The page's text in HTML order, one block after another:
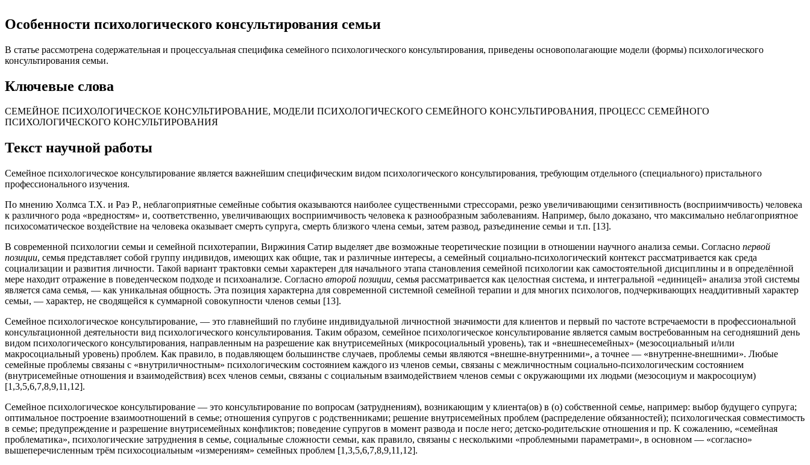
Особенности психологического консультирования семьи
В статье рассмотрена содержательная и процессуальная специфика семейного психологического консультирования, приведены основополагающие модели (формы) психологического
консультирования семьи.
Ключевые слова
СЕМЕЙНОЕ ПСИХОЛОГИЧЕСКОЕ КОНСУЛЬТИРОВАНИЕ, МОДЕЛИ ПСИХОЛОГИЧЕСКОГО СЕМЕЙНОГО КОНСУЛЬТИРОВАНИЯ, ПРОЦЕСС СЕМЕЙНОГО
ПСИХОЛОГИЧЕСКОГО КОНСУЛЬТИРОВАНИЯ
Текст научной работы
Семейное психологическое консультирование является важнейшим специфическим видом психологического консультирования, требующим отдельного (специального) пристального
профессионального изучения.
По мнению Холмса Т.Х. и Раэ Р., неблагоприятные семейные события оказываются наиболее существенными стрессорами, резко увеличивающими сензитивность (восприимчивость) человека
к различного рода «вредностям» и, соответственно, увеличивающих восприимчивость человека к разнообразным заболеваниям. Например, было доказано, что максимально неблагоприятное
психосоматическое воздействие на человека оказывает смерть супруга, смерть близкого члена семьи, затем развод, разъединение семьи и т.п. [13].
В современной психологии семьи и семейной психотерапии, Виржиния Сатир выделяет две возможные теоретические позиции в отношении научного анализа семьи. Согласно первой
позиции, семья представляет собой группу индивидов, имеющих как общие, так и различные интересы, а семейный социально-психологический контекст рассматривается как среда
социализации и развития личности. Такой вариант трактовки семьи характерен для начального этапа становления семейной психологии как самостоятельной дисциплины и в определённой
мере находит отражение в поведенческом подходе и психоанализе. Согласно второй позиции, семья рассматривается как целостная система, и интегральной «единицей» анализа этой системы
является сама семья, — как уникальная общность. Эта позиция характерна для современной системной семейной терапии и для многих психологов, подчеркивающих неаддитивный характер
семьи, — характер, не сводящейся к суммарной совокупности членов семьи [13].
Семейное психологическое консультирование, — это главнейший по глубине индивидуальной личностной значимости для клиентов и первый по частоте встречаемости в профессиональной
консультационной деятельности вид психологического консультирования. Таким образом, семейное психологическое консультирование является самым востребованным на сегодняшний день
видом психологического консультирования, направленным на разрешение как внутрисемейных (микросоциальный уровень), так и «внешнесемейных» (мезосоциальный и/или
макросоциальный уровень) проблем. Как правило, в подавляющем большинстве случаев, проблемы семьи являются «внешне-внутренними», а точнее — «внутренне-внешними». Любые
семейные проблемы связаны с «внутриличностным» психологическим состоянием каждого из членов семьи, связаны с межличностным социально-психологическим состоянием
(внутрисемейные отношения и взаимодействия) всех членов семьи, связаны с социальным взаимодействием членов семьи с окружающими их людьми (мезосоциум и макросоциум)
[1,3,5,6,7,8,9,11,12].
Семейное психологическое консультирование — это консультирование по вопросам (затруднениям), возникающим у клиента(ов) в (о) собственной семье, например: выбор будущего супруга;
оптимальное построение взаимоотношений в семье; отношения супругов с родственниками; решение внутрисемейных проблем (распределение обязанностей); психологическая совместимость
в семье; предупреждение и разрешение внутрисемейных конфликтов; поведение супругов в момент развода и после него; детско-родительские отношения и пр. К сожалению, «семейная
проблематика», психологические затруднения в семье, социальные сложности семьи, как правило, связаны с несколькими «проблемными параметрами», в основном — «согласно»
вышеперечисленным трём психосоциальным «измерениям» семейных проблем [1,3,5,6,7,8,9,11,12].